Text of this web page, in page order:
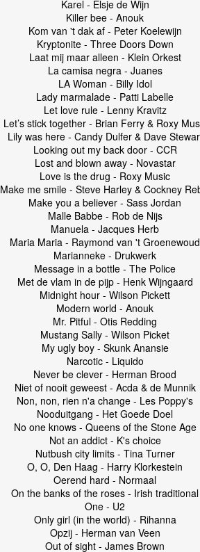
Karel - Elsje de Wijn
Killer bee - Anouk
Kom van 't dak af - Peter Koelewijn
Kryptonite - Three Doors Down
Laat mij maar alleen - Klein Orkest
La camisa negra - Juanes
LA Woman - Billy Idol
Lady marmalade - Patti Labelle
Let love rule - Lenny Kravitz
Let’s stick together - Brian Ferry & Roxy
Lily was here - Candy Dulfer & Dave
Looking out my back door - CCR
Lost and blown away - Novastar
Love is the drug - Roxy Music
Make me smile - Steve Harley & Cockney
Make you a believer - Sass Jordan
Malle Babbe - Rob de Nijs
Manuela - Jacques Herb
Maria Maria - Raymond van 't Groenewoud
Marianneke - Drukwerk
Message in a bottle - The Police
Met de vlam in de pijp - Henk Wijngaard
Midnight hour - Wilson Pickett
Modern world - Anouk
Mr. Pitful - Otis Redding
Mustang Sally - Wilson Picket
My ugly boy - Skunk Anansie
Narcotic - Liquido
Never be clever - Herman Brood
Niet of nooit geweest - Acda & de Munnik
Non, non, rien n'a change - Les Poppy's
Nooduitgang - Het Goede Doel
No one knows - Queens of the Stone Age
Not an addict - K's choice
Nutbush city limits - Tina Turner
O, O, Den Haag - Harry Klorkestein
Oerend hard - Normaal
On the banks of the roses - Irish traditional
One - U2
Only girl (in the world) - Rihanna
Opzij - Herman van Veen
Out of sight - James Brown